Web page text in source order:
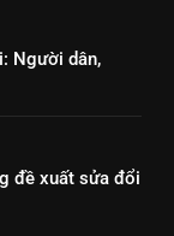
Người dân,
đề xuất sửa đổi